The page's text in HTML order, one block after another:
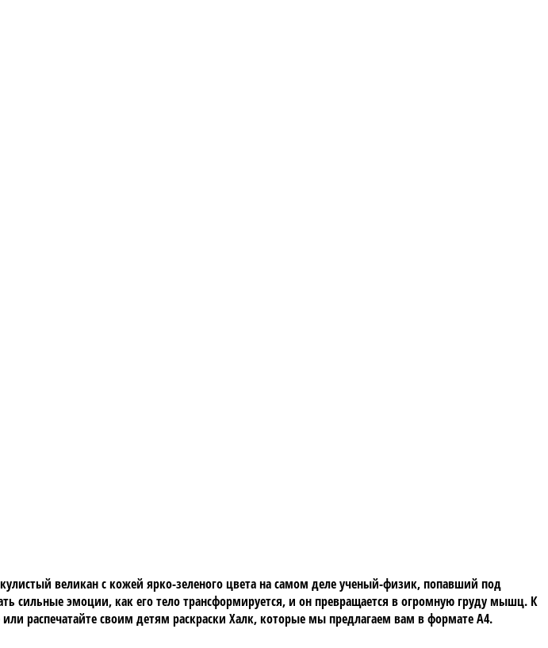
великан с кожей ярко-зеленого цвета на самом деле ученый-физик, попавший под
сильные эмоции, как его тело трансформируется, и он превращается в огромную груду мышц. К
распечатайте своим детям раскраски Халк, которые мы предлагаем вам в формате А4.